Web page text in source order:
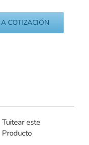
COTIZACIÓN
Tuitear este
Producto